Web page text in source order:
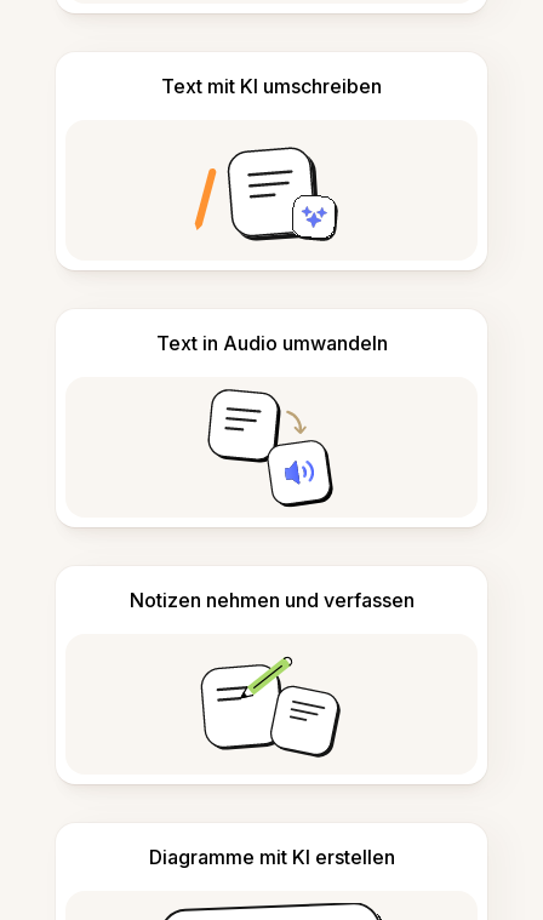
Text mit KI umschreiben
Text in Audio umwandeln
Notizen nehmen und verfassen
Diagramme mit KI erstellen